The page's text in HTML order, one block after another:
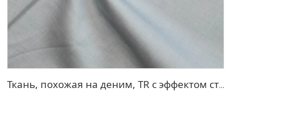
Ткань, похожая на деним, TR с эффектом стрейч